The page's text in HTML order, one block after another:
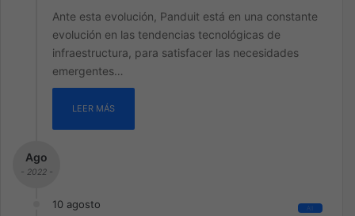
Ante esta evolución, Panduit está en una constante
evolución en las tendencias tecnológicas de
infraestructura, para satisfacer las necesidades
emergentes…
LEER MÁS
Ago
- 2022 -
10 agosto All